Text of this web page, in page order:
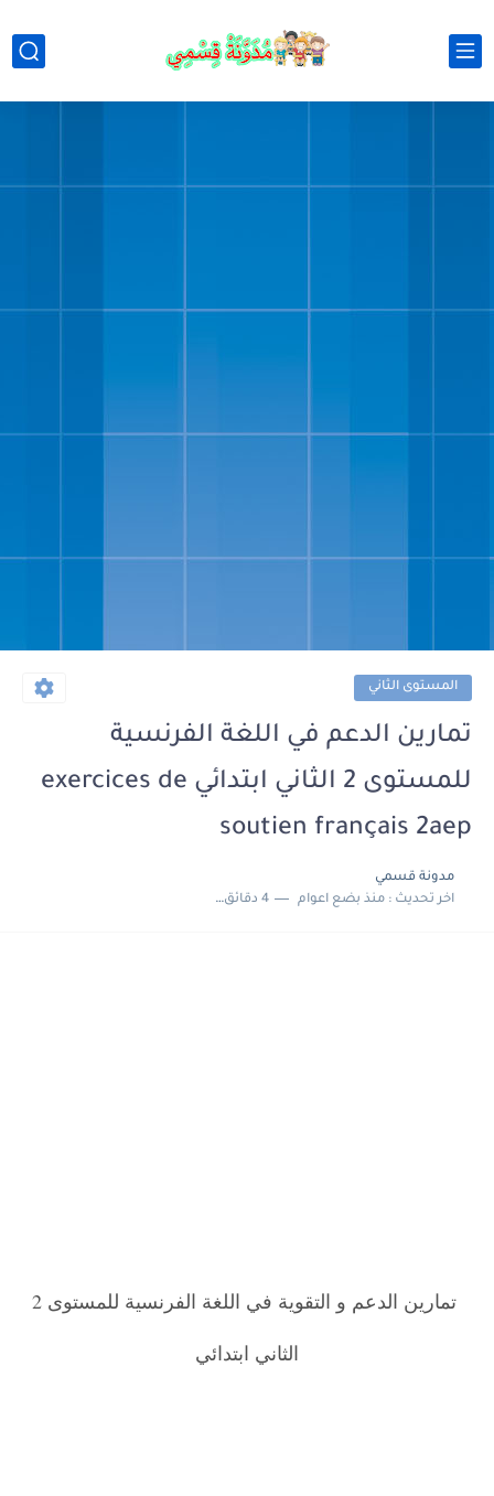
المستوى الثاني
تمارين الدعم في اللغة الفرنسية
للمستوى 2 الثاني ابتدائي exercices de
soutien français 2aep
مدونة قسمي
اخر تحديث :منذ بضع اعوام 4 دقائق للقراءة
تمارين الدعم و التقوية في اللغة الفرنسية للمستوى 2
الثاني ابتدائي